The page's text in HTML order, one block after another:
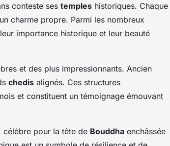
conteste ses temples historiques. Chaque
charme propre. Parmi les nombreux
importance historique et leur beauté
et des plus impressionnants. Ancien
chedis alignés. Ces structures
et constituent un témoignage émouvant
célèbre pour la tête de Bouddha enchâssée